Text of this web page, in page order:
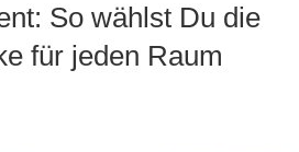
So wählst Du die
für jeden Raum